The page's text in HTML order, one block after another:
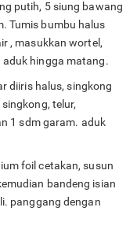
putih, 5 siung bawang
Tumis bumbu halus
, masukkan wortel,
hingga matang.
diiris halus, singkong
telur,
1 sdm garam. aduk
foil cetakan, susun
bandeng isian
panggang dengan